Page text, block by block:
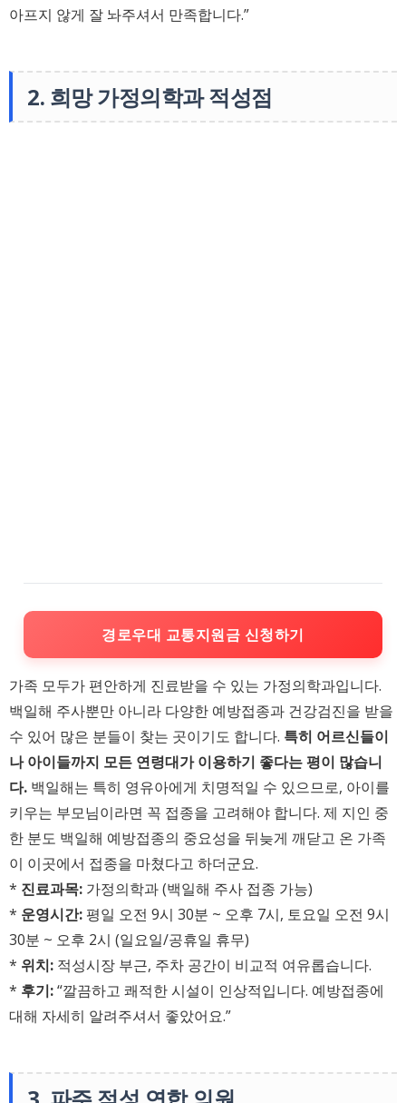
아프지 않게 잘 놔주셔서 만족합니다.”
2. 희망 가정의학과 적성점
경로우대 교통지원금 신청하기
가족 모두가 편안하게 진료받을 수 있는 가정의학과입니다.
백일해 주사뿐만 아니라 다양한 예방접종과 건강검진을 받을
수 있어 많은 분들이 찾는 곳이기도 합니다. 특히 어르신들이
나 아이들까지 모든 연령대가 이용하기 좋다는 평이 많습니
다. 백일해는 특히 영유아에게 치명적일 수 있으므로, 아이를
키우는 부모님이라면 꼭 접종을 고려해야 합니다. 제 지인 중
한 분도 백일해 예방접종의 중요성을 뒤늦게 깨닫고 온 가족
이 이곳에서 접종을 마쳤다고 하더군요.
* 진료과목: 가정의학과 (백일해 주사 접종 가능)
* 운영시간: 평일 오전 9시 30분 ~ 오후 7시, 토요일 오전 9시
30분 ~ 오후 2시 (일요일/공휴일 휴무)
* 위치: 적성시장 부근, 주차 공간이 비교적 여유롭습니다.
* 후기:“깔끔하고 쾌적한 시설이 인상적입니다. 예방접종에
대해 자세히 알려주셔서 좋았어요.”